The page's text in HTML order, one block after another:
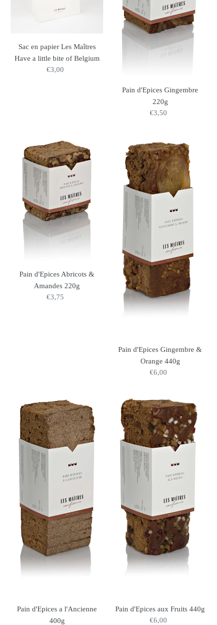
a
of
Belgium
Sac en papier Les Maîtres
Have a little bite of Belgium
Prix
€3,00
Pain d'Epices Gingembre
220g
Prix
€3,50
Pain
d'Epices
Abricots
Amandes
220g
Pain d'Epices Abricots &
Amandes 220g
Prix
€3,75
d'Epices
Gingembre
&
Orange
440g
Pain d'Epices Gingembre &
Orange 440g
Prix
€6,00
Pain
d'Epices
a
l'Ancienne
400g
Pain d'Epices a l'Ancienne
400g
Pain
d'Epices
aux
Fruits
440g
Pain d'Epices aux Fruits 440g
Prix
€6,00